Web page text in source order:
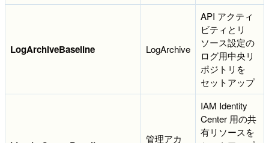
LogArchiveBaseline LogArchive
API アクティ
ビティとリ
ソース設定の
ログ用中央リ
ポジトリを
セットアップ
管理アカ
IAM Identity
Center 用の共
有リソースを